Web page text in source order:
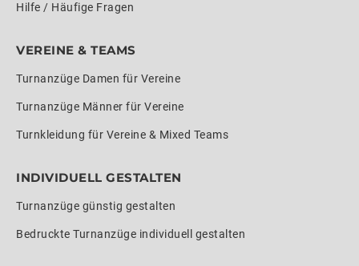
Hilfe / Häufige Fragen
VEREINE & TEAMS
Turnanzüge Damen für Vereine
Turnanzüge Männer für Vereine
Turnkleidung für Vereine & Mixed Teams
INDIVIDUELL GESTALTEN
Turnanzüge günstig gestalten
Bedruckte Turnanzüge individuell gestalten